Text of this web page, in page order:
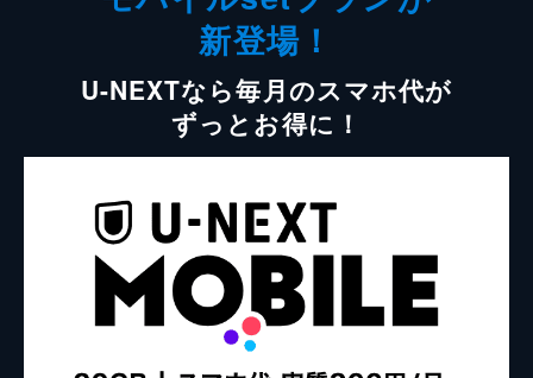
新登場！
U-NEXTなら毎月のスマホ代が
ずっとお得に！